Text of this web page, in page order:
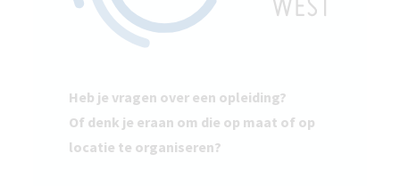
Heb je vragen over een opleiding?
Of denk je eraan om die op maat of op
locatie te organiseren?